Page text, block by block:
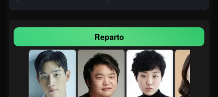
Reparto